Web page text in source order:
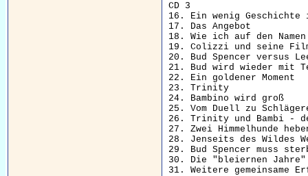
CD 3
16. Ein wenig Geschichte
17. Das Angebot
18. Wie ich auf den
19. Colizzi und seine
20. Bud Spencer versus
21. Bud wird wieder mit
22. Ein goldener Moment
23. Trinity
24. Bambino wird groß
25. Vom Duell zu
26. Trinity und Bambi -
27. Zwei Himmelhunde
28. Jenseits des Wildes
29. Bud Spencer muss
30. Die "bleiernen Jahre"
31. Weitere gemeinsame